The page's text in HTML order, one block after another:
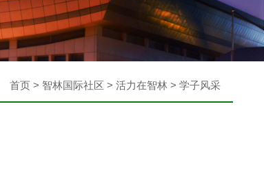
首页 > 智林国际社区 > 活力在智林 > 学子风采